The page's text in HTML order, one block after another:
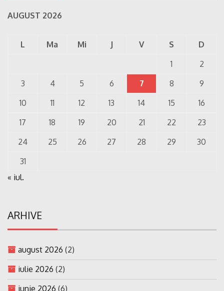
AUGUST 2026
L Ma Mi J V S
D
1
2
3
4 5 6 7 8
9
10
11 12 13 14 15
16
17
18 19 20 21 22
23
24
25 26 27 28 29
30
31
« iul.
ARHIVE
august 2026 (2)
iulie 2026 (2)
iunie 2026 (6)